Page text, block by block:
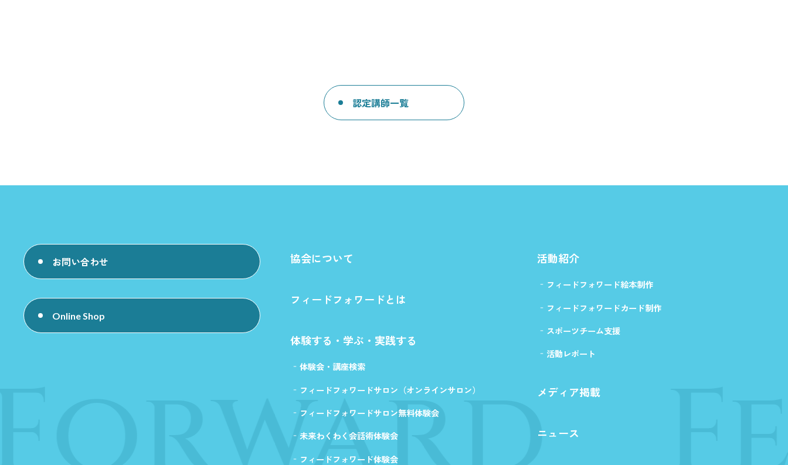
認定講師一覧
お問い合わせ
Online Shop
協会について
フィードフォワードとは
体験する・学ぶ・実践する
体験会・講座検索
フィードフォワードサロン（オンラインサロン）
フィードフォワードサロン無料体験会
未来わくわく会話術体験会
フィードフォワード体験会
活動紹介
フィードフォワード絵本制作
フィードフォワードカード制作
スポーツチーム支援
活動レポート
メディア掲載
ニュース